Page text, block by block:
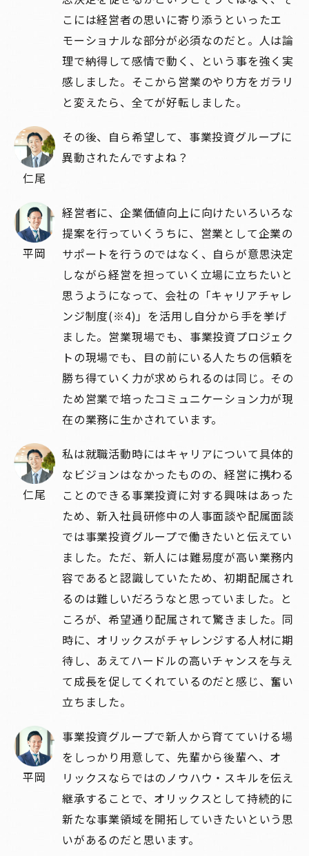
こには経営者の思いに寄り添うといったエ
モーショナルな部分が必須なのだと。人は論
理で納得して感情で動く、という事を強く実
感しました。そこから営業のやり方をガラリ
と変えたら、全てが好転しました。
仁尾
その後、自ら希望して、事業投資グループに
異動されたんですよね？
平岡
経営者に、企業価値向上に向けたいろいろな
提案を行っていくうちに、営業として企業の
サポートを行うのではなく、自らが意思決定
しながら経営を担っていく立場に立ちたいと
思うようになって、会社の「キャリアチャレ
ンジ制度(※4)」を活用し自分から手を挙げ
ました。営業現場でも、事業投資プロジェク
トの現場でも、目の前にいる人たちの信頼を
勝ち得ていく力が求められるのは同じ。その
ため営業で培ったコミュニケーション力が現
在の業務に生かされています。
仁尾
私は就職活動時にはキャリアについて具体的
なビジョンはなかったものの、経営に携わる
ことのできる事業投資に対する興味はあった
ため、新入社員研修中の人事面談や配属面談
では事業投資グループで働きたいと伝えてい
ました。ただ、新人には難易度が高い業務内
容であると認識していたため、初期配属され
るのは難しいだろうなと思っていました。と
ころが、希望通り配属されて驚きました。同
時に、オリックスがチャレンジする人材に期
待し、あえてハードルの高いチャンスを与え
て成長を促してくれているのだと感じ、奮い
立ちました。
平岡
事業投資グループで新人から育てていける場
をしっかり用意して、先輩から後輩へ、オ
リックスならではのノウハウ・スキルを伝え
継承することで、オリックスとして持続的に
新たな事業領域を開拓していきたいという思
いがあるのだと思います。